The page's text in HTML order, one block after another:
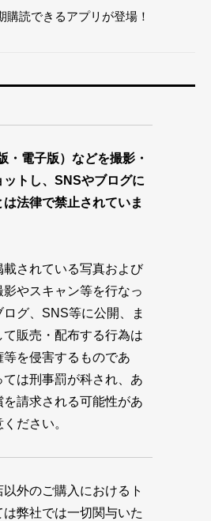
購読できるアプリが登場！
・電子版）などを撮影・
ットし、SNSやブログに
法律で禁止されていま
されている写真および
やスキャン等を行なっ
グ、SNS等に公開、ま
て販売・配布する行為は
を侵害するものであ
ては刑事罰が科され、あ
を請求される可能性があ
ださい。
外のご購入におけるト
弊社では一切関与いた